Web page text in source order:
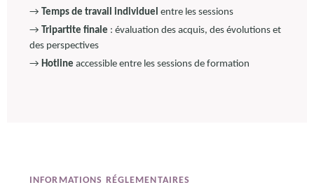
→ Temps de travail individuel entre les sessions
→ Tripartite finale : évaluation des acquis, des évolutions et
des perspectives
→ Hotline accessible entre les sessions de formation
INFORMATIONS RÉGLEMENTAIRES